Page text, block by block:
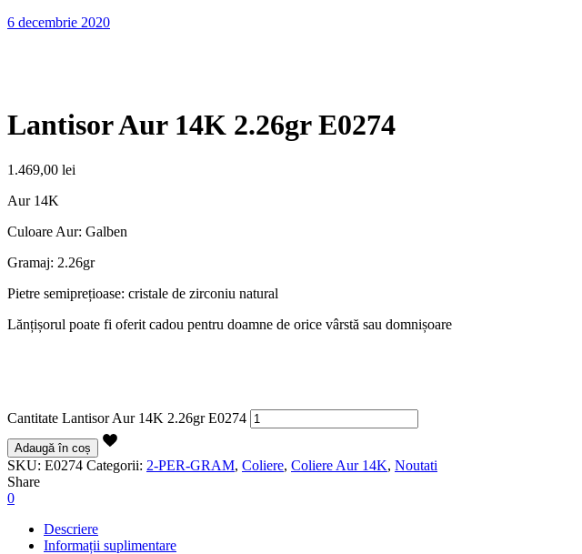
6 decembrie 2020
Lantisor Aur 14K 2.26gr E0274
1.469,00 lei
Aur 14K
Culoare Aur: Galben
Gramaj: 2.26gr
Pietre semiprețioase: cristale de zirconiu natural
Lănțișorul poate fi oferit cadou pentru doamne de orice vârstă sau domnișoare
Cantitate Lantisor Aur 14K 2.26gr E0274
Adaugă în coș
SKU: E0274 Categorii: 2-PER-GRAM, Coliere, Coliere Aur 14K, Noutati
Share
0
Descriere
Informații suplimentare